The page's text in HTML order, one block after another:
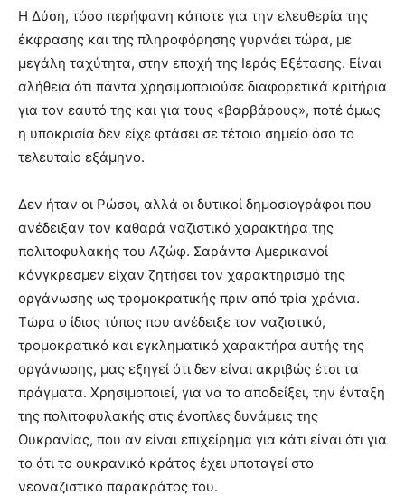
Η Δύση, τόσο περήφανη κάποτε για την ελευθερία της
έκφρασης και της πληροφόρησης γυρνάει τώρα, με
μεγάλη ταχύτητα, στην εποχή της Ιεράς Εξέτασης. Είναι
αλήθεια ότι πάντα χρησιμοποιούσε διαφορετικά κριτήρια
για τον εαυτό της και για τους «βαρβάρους», ποτέ όμως
η υποκρισία δεν είχε φτάσει σε τέτοιο σημείο όσο το
τελευταίο εξάμηνο.
Δεν ήταν οι Ρώσοι, αλλά οι δυτικοί δημοσιογράφοι που
ανέδειξαν τον καθαρά ναζιστικό χαρακτήρα της
πολιτοφυλακής του Αζώφ. Σαράντα Αμερικανοί
κόνγκρεσμεν είχαν ζητήσει τον χαρακτηρισμό της
οργάνωσης ως τρομοκρατικής πριν από τρία χρόνια.
Τώρα ο ίδιος τύπος που ανέδειξε τον ναζιστικό,
τρομοκρατικό και εγκληματικό χαρακτήρα αυτής της
οργάνωσης, μας εξηγεί ότι δεν είναι ακριβώς έτσι τα
πράγματα. Χρησιμοποιεί, για να το αποδείξει, την ένταξη
της πολιτοφυλακής στις ένοπλες δυνάμεις της
Ουκρανίας, που αν είναι επιχείρημα για κάτι είναι ότι για
το ότι το ουκρανικό κράτος έχει υποταγεί στο
νεοναζιστικό παρακράτος του.